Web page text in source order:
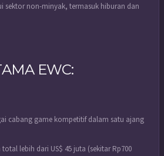
sektor non-minyak, termasuk hiburan dan
EWC:
cabang game kompetitif dalam satu ajang
lebih dari US$ 45 juta (sekitar Rp700